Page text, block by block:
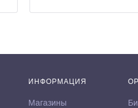
ИНФОРМАЦИЯ
Магазины